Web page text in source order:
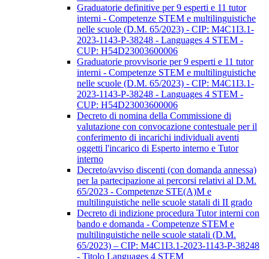
Graduatorie definitive per 9 esperti e 11 tutor
interni - Competenze STEM e multilinguistiche
nelle scuole (D.M. 65/2023) - CIP: M4C1I3.1-
2023-1143-P-38248 - Languages 4 STEM -
CUP: H54D23003600006
Graduatorie provvisorie per 9 esperti e 11 tutor
interni - Competenze STEM e multilinguistiche
nelle scuole (D.M. 65/2023) - CIP: M4C1I3.1-
2023-1143-P-38248 - Languages 4 STEM -
CUP: H54D23003600006
Decreto di nomina della Commissione di
valutazione con convocazione contestuale per il
conferimento di incarichi individuali aventi
oggetti l'incarico di Esperto interno e Tutor
interno
Decreto/avviso discenti (con domanda annessa)
per la partecipazione ai percorsi relativi al D.M.
65/2023 - Competenze STE(A)M e
multilinguistiche nelle scuole statali di II grado
Decreto di indizione procedura Tutor interni con
bando e domanda - Competenze STEM e
multilinguistiche nelle scuole statali (D.M.
65/2023) – CIP: M4C1I3.1-2023-1143-P-38248
- Titolo Languages 4 STEM